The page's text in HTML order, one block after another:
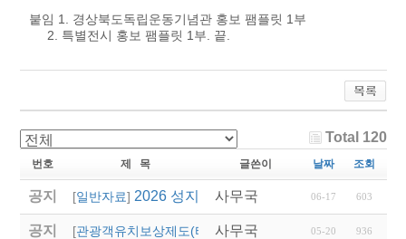
붙임 1. 경상북도독립운동기념관 홍보 팸플릿 1부
2. 특별전시 홍보 팸플릿 1부. 끝.
Total 120
번호 제 목 글쓴이 날짜 조회
공지 [일반자료] 2026 성지혜윰길 파트너 여행사 선정 모집
사무국 06-17 603
공지 [관광객유치보상제도(타 시,도)] 2026 경상남도 관광객
사무국 05-20 936